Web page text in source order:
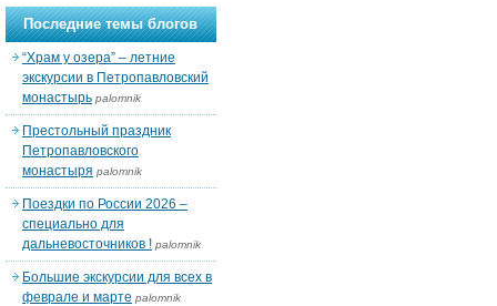
Последние темы блогов
“Храм у озера” – летние
экскурсии в Петропавловский
монастырь palomnik
Престольный праздник
Петропавловского
монастыря palomnik
Поездки по России 2026 –
специально для
дальневосточников ! palomnik
Большие экскурсии для всех в
феврале и марте palomnik